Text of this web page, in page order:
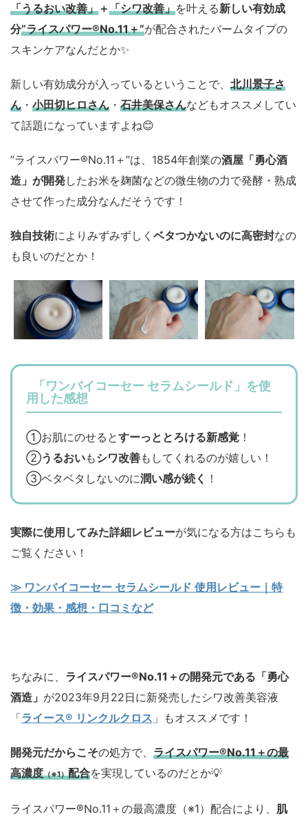
「うるおい改善」 ＋「シワ改善」を叶える新しい有効成
分”ライスパワー®No.11＋”が配合されたバームタイプの
スキンケアなんだとか✨
新しい有効成分が入っているということで、 北川景子さ
ん ・ 小田切ヒロさん ・ 石井美保さんなどもオススメしてい
て話題になっていますよね😊
”ライスパワー®No.11＋”は、1854年創業の酒屋「勇心酒
造」が開発したお米を麹菌などの微生物の力で発酵・熟成
させて作った成分なんだそうです！
独自技術によりみずみずしく ベタつかないのに高密封なの
も良いのだとか！
「ワンバイコーセー セラムシールド」を使
用した感想
①お肌にのせるとすーっととろける新感覚 ！
②うるおいもシワ改善もしてくれるのが嬉しい！
③ベタベタしないのに潤い感が続く ！
実際に使用してみた詳細レビューが気になる方はこちらも
ご覧ください！
≫ ワンバイコーセー セラムシールド 使用レビュー｜特
徴・効果・感想・口コミなど
ちなみに、 ライスパワー®No.11＋の開発元である「勇心
酒造」 が2023年9月22日に新発売したシワ改善美容液
「ライース® リンクルクロス 」もオススメです！
開発元だからこその処方で、 ライスパワー®No.11＋の最
高濃度（※1）配合を実現しているのだとか💡
ライスパワー®No.11＋の最高濃度（※1）配合により、 肌